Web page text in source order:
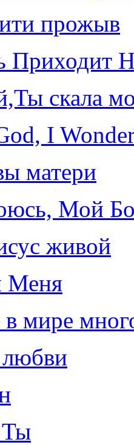
прожыв
Приходит
скала
I
матери
Мой
живой
Меня
мире
Ты